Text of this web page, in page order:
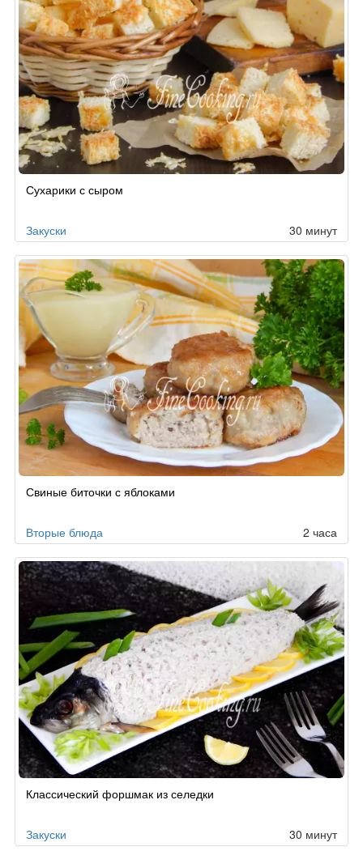
Сухарики с сыром
Закуски 30 минут
Свиные биточки с яблоками
Вторые блюда 2 часа
Классический форшмак из селедки
Закуски 30 минут